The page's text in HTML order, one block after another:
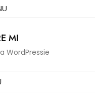
MI
WordPressie